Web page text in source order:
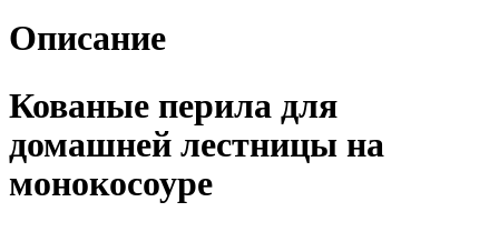
Описание
Кованые перила для
домашней лестницы на
монокосоуре